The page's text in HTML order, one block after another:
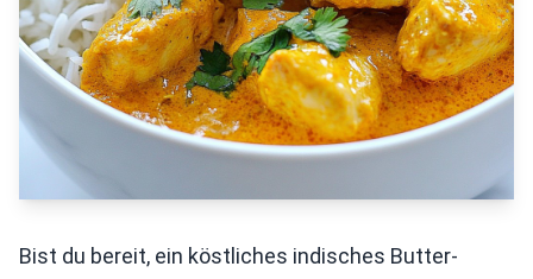
Bist du bereit, ein köstliches indisches Butter-